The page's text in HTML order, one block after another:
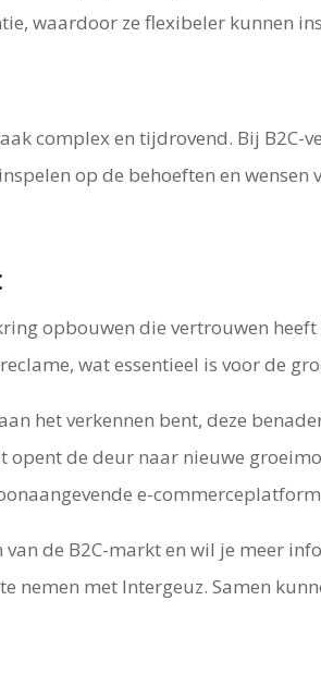
waardoor ze flexibeler kunnen
complex en tijdrovend. Bij B2C-
op de behoeften en wensen
opbouwen die vertrouwen
wat essentieel is voor de
het verkennen bent, deze
de deur naar nieuwe
e-
de B2C-markt en wil je meer
nemen met Intergeuz. Samen